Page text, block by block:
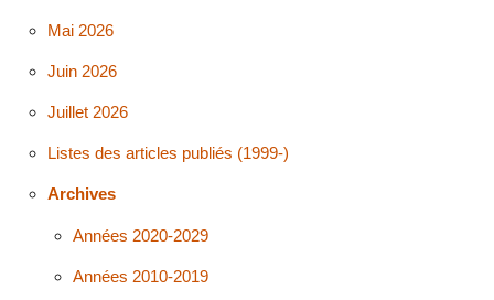
Mai 2026
Juin 2026
Juillet 2026
Listes des articles publiés (1999-)
Archives
Années 2020-2029
Années 2010-2019